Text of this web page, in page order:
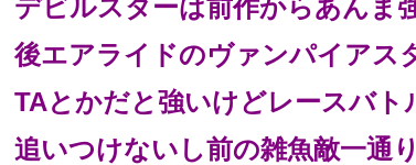
デビルスターは前作からあんま
後エアライドのヴァンパイアス
TAとかだと強いけどレースバト
追いつけないし前の雑魚敵一通